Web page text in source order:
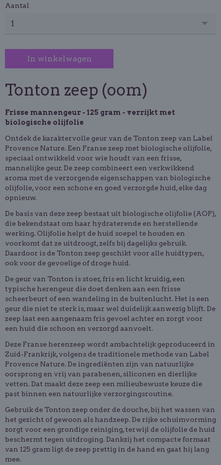
Aantal
In winkelwagen
Tonton zeep (oom)
Frisse mannengeur - 125 gram - verrijkt met
biologische olijfolie
Ontdek de karaktervolle geur van de Tonton zeep van Label
Provence Nature. Een Franse zeep met biologische olijfolie,
speciaal ontwikkeld voor wie houdt van een frisse,
mannelijke geur. De zeep combineert een verkwikkend
aroma met de verzorgende eigenschappen van biologische
olijfolie, voor een schone en goed verzorgde huid, elke dag
opnieuw.
De basis van deze zeep bestaat uit biologische olijfolie (AOP),
die bekendstaat om haar hydraterende en herstellende
werking. Olijfolie helpt de huid soepel te houden en
voorkomt dat ze uitdroogt, zelfs bij dagelijks gebruik.
Daardoor is de Tonton zeep geschikt voor alle huidtypen,
ook voor de gevoelige of droge huid.
De geur van Tonton is stoer, fris en licht kruidig, een
typische herengeur die doet denken aan een frisse
scheerbeurt of een wandeling in de buitenlucht. Het is een
geur die niet te sterk is, maar wel duidelijk aanwezig blijft. De
zeep laat een aangenaam fris gevoel achter en zorgt voor
een huid die schoon en verzorgd aanvoelt.
Deze Franse herenzeep wordt ambachtelijk geproduceerd in
Zuid-Frankrijk, volgens de traditionele methode van Label
Provence Nature. De ingrediënten zijn van natuurlijke
oorsprong en vrij van parabenen, siliconen en dierlijke
vetten. Dat maakt deze zeep een milieubewuste keuze die
past binnen een natuurlijke verzorgingsroutine.
Gebruik de Tonton zeep onder de douche, bij het wassen van
het gezicht of gewoon als handzeep. De rijke schuimvorming
zorgt voor een grondige reiniging, terwijl de olijfolie de huid
beschermt tegen uitdroging. Dankzij het compacte formaat
van 125 gram ligt de zeep prettig in de hand en gaat hij lang
mee.